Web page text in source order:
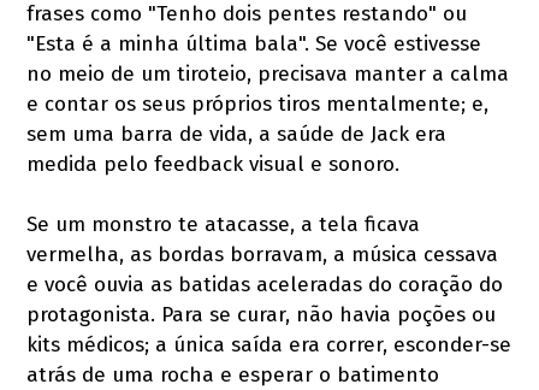
frases como "Tenho dois pentes restando" ou
"Esta é a minha última bala". Se você estivesse
no meio de um tiroteio, precisava manter a calma
e contar os seus próprios tiros mentalmente; e,
sem uma barra de vida, a saúde de Jack era
medida pelo feedback visual e sonoro.
Se um monstro te atacasse, a tela ficava
vermelha, as bordas borravam, a música cessava
e você ouvia as batidas aceleradas do coração do
protagonista. Para se curar, não havia poções ou
kits médicos; a única saída era correr, esconder-se
atrás de uma rocha e esperar o batimento